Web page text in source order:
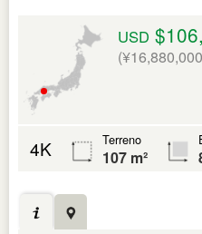
USD
4K Terreno
107 m²